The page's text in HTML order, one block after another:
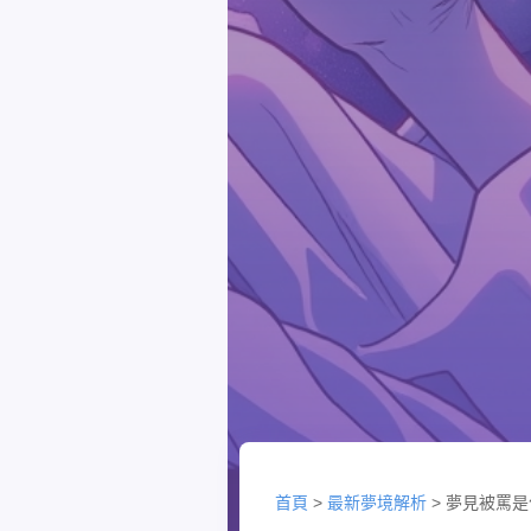
首頁 > 最新夢境解析 > 夢見被罵